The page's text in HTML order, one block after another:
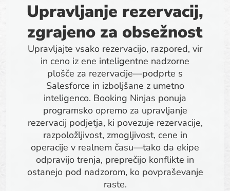
Upravljanje rezervacij,
zgrajeno za obsežnost
Upravljajte vsako rezervacijo, razpored, vir
in ceno iz ene inteligentne nadzorne
plošče za rezervacije—podprte s
Salesforce in izboljšane z umetno
inteligenco. Booking Ninjas ponuja
programsko opremo za upravljanje
rezervacij podjetja, ki povezuje rezervacije,
razpoložljivost, zmogljivost, cene in
operacije v realnem času—tako da ekipe
odpravijo trenja, preprečijo konflikte in
ostanejo pod nadzorom, ko povpraševanje
raste.